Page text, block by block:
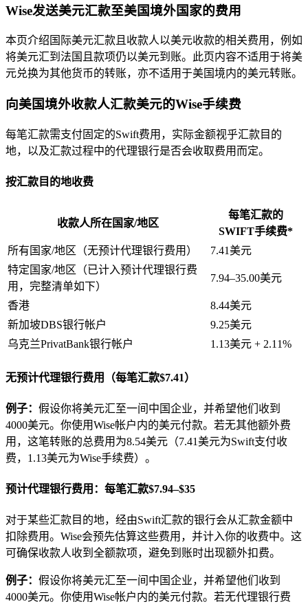
Wise发送美元汇款至美国境外国家的费用
本页介绍国际美元汇款且收款人以美元收款的相关费用，例如
将美元汇到法国且款项仍以美元到账。此页内容不适用于将美
元兑换为其他货币的转账，亦不适用于美国境内的美元转账。
向美国境外收款人汇款美元的Wise手续费
每笔汇款需支付固定的Swift费用，实际金额视乎汇款目的
地，以及汇款过程中的代理银行是否会收取费用而定。
按汇款目的地收费
收款人所在国家/地区
每笔汇款的
SWIFT手续费*
所有国家/地区（无预计代理银行费用）
7.41美元
特定国家/地区（已计入预计代理银行费
用，完整清单如下）
7.94–35.00美元
香港
8.44美元
新加坡DBS银行帐户
9.25美元
乌克兰PrivatBank银行帐户
1.13美元 + 2.11%
无预计代理银行费用（每笔汇款$7.41）
例子： 假设你将美元汇至一间中国企业，并希望他们收到
4000美元。你使用Wise帐户内的美元付款。若无其他额外费
用，这笔转账的总费用为8.54美元（7.41美元为Swift支付收
费，1.13美元为Wise手续费）。
预计代理银行费用：每笔汇款$7.94–$35
对于某些汇款目的地，经由Swift汇款的银行会从汇款金额中
扣除费用。Wise会预先估算这些费用，并计入你的收费中。这
可确保收款人收到全额款项，避免到账时出现额外扣费。
例子： 假设你将美元汇至一间中国企业，并希望他们收到
4000美元。你使用Wise帐户内的美元付款。若无代理银行费